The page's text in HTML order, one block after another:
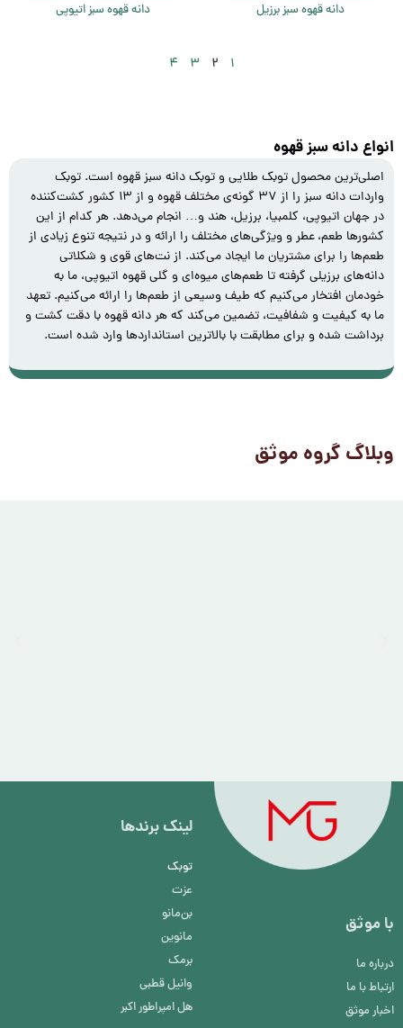
دانه قهوه سبز برزیل دانه قهوه سبز اتیوپی
۱ ۲ ۳ ۴
انواع دانه سبز قهوه
اصلی‌ترین محصول توبک طلایی و توبک دانه سبز قهوه است. توبک
واردات دانه سبز را از ۳۷ گونه‌ی مختلف قهوه و از ۱۳ کشور کشت‌کننده
در جهان اتیوپی، کلمبیا، برزیل، هند و… انجام می‌‌دهد. هر کدام از این
کشورها طعم، عطر و ویژگی‌های مختلف را ارائه و در نتیجه تنوع زیادی از
طعم‌ها را برای مشتریان ما ایجاد می‌کند. از نت‌های قوی و شکلاتی
دانه‌های برزیلی گرفته تا طعم‌های میوه‌ای و گلی قهوه اتیوپی، ما به
خودمان افتخار می‌کنیم که طیف وسیعی از طعم‌ها را ارائه می‌کنیم. تعهد
ما به کیفیت و شفافیت، تضمین می‌کند که هر دانه‌ قهوه با دقت کشت و
برداشت شده و برای مطابقت با بالاترین استانداردها وارد شده است.
وبلاگ گروه موثق
با موثق
درباره ما
ارتباط با ما
اخبار موثق
لینک برند‌ها
توبک
عزت
بن‌مانو
مانوین
برمک
وانیل قطبی
هل امپراطور اکبر